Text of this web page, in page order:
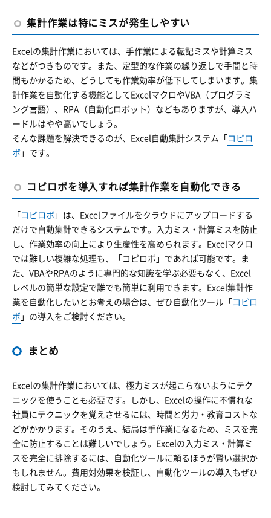
集計作業は特にミスが発生しやすい
Excelの集計作業においては、手作業による転記ミスや計算ミス
などがつきものです。また、定型的な作業の繰り返しで手間と時
間もかかるため、どうしても作業効率が低下してしまいます。集
計作業を自動化する機能としてExcelマクロやVBA（プログラミ
ング言語）、RPA（自動化ロボット）などもありますが、導入ハ
ードルはやや高いでしょう。
そんな課題を解決できるのが、Excel自動集計システム「 コピロ
ボ 」です。
コピロボを導入すれば集計作業を自動化できる
「 コピロボ 」は、Excelファイルをクラウドにアップロードする
だけで自動集計できるシステムです。入力ミス・計算ミスを防止
し、作業効率の向上により生産性を高められます。Excelマクロ
では難しい複雑な処理も、「コピロボ」であれば可能です。ま
た、VBAやRPAのように専門的な知識を学ぶ必要もなく、Excel
レベルの簡単な設定で誰でも簡単に利用できます。Excel集計作
業を自動化したいとお考えの場合は、ぜひ自動化ツール「 コピロ
ボ 」の導入をご検討ください。
まとめ
Excelの集計作業においては、極力ミスが起こらないようにテク
ニックを使うことも必要です。しかし、Excelの操作に不慣れな
社員にテクニックを覚えさせるには、時間と労力・教育コストな
どがかかります。そのうえ、結局は手作業になるため、ミスを完
全に防止することは難しいでしょう。Excelの入力ミス・計算ミ
スを完全に排除するには、自動化ツールに頼るほうが賢い選択か
もしれません。費用対効果を検証し、自動化ツールの導入もぜひ
検討してみてください。